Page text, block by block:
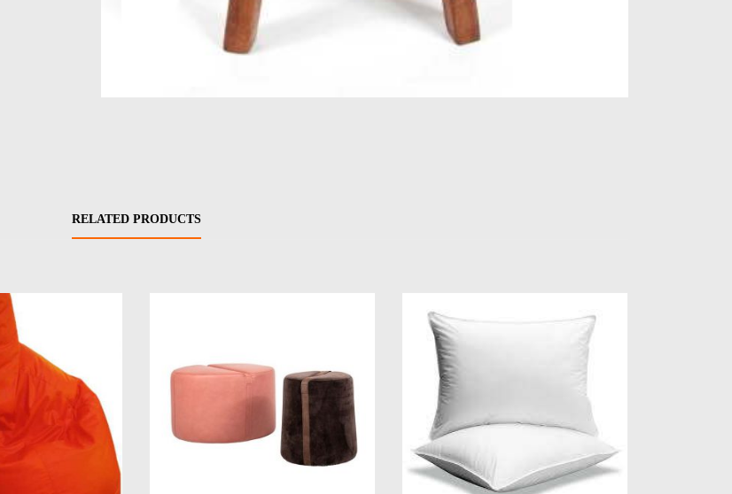
RELATED PRODUCTS